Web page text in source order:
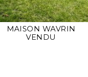
MAISON WAVRIN
VENDU